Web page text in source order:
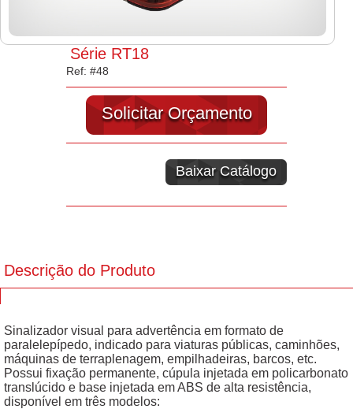
Série RT18
Ref: #48
Solicitar Orçamento
Baixar Catálogo
Descrição do Produto
Sinalizador visual para advertência em formato de
paralelepípedo, indicado para viaturas públicas, caminhões,
máquinas de terraplenagem, empilhadeiras, barcos, etc.
Possui fixação permanente, cúpula injetada em policarbonato
translúcido e base injetada em ABS de alta resistência,
disponível em três modelos: